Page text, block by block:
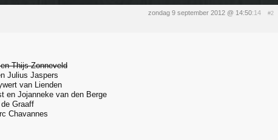
zondag 9 september 2012 @ 14:50:14 #2
Thijs Zonneveld
Julius Jaspers
van Lienden
en Jojanneke van den Berge
Graaff
Chavannes